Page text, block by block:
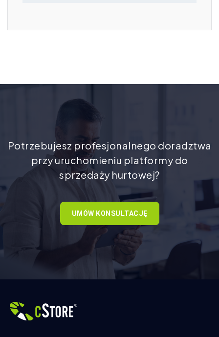
Potrzebujesz profesjonalnego doradztwa
przy uruchomieniu platformy do
sprzedaży hurtowej?
UMÓW KONSULTACJĘ